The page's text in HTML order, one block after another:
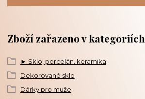
Zboží zařazeno v kategoriích
► Sklo, porcelán. keramika
Dekorované sklo
Dárky pro muže